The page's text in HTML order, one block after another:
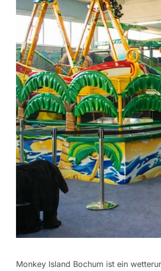
Monkey Island Bochum ist ein